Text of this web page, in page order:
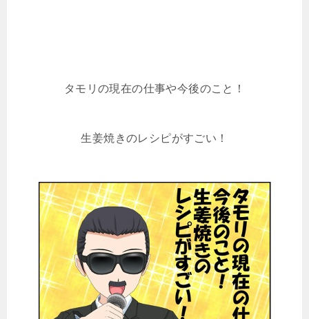
タモリの現在の仕事や今後のこと！
生姜焼きのレシピがすごい！